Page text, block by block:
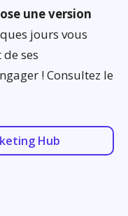
une version
jours vous
ses
! Consultez le
Hub